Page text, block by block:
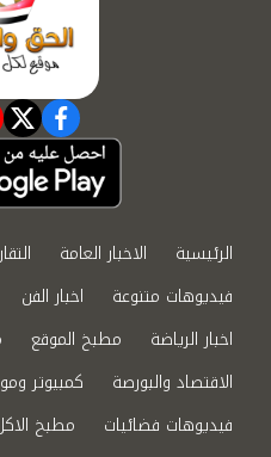
الرئيسية الاخبار العامة
فيديوهات متنوعة
اخبار الفن
اخبار الرياضة
مطبخ الموقع
الاقتصاد والبورصة
كمبيوتر
فيديوهات فضائيات
مطبخ